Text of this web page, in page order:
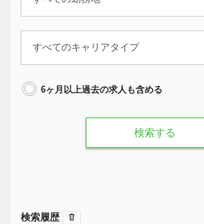
6ヶ月以上過去の求人も含める
検索する
検索履歴